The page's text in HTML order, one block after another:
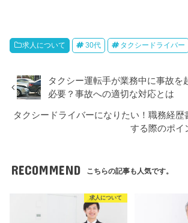
求人について 30代 タクシードライバー
タクシー運転手が業務中に事故を
必要？事故への適切な対応とは
タクシードライバーになりたい！職務経歴
する際のポイ
RECOMMEND こちらの記事も人気です。
求人について